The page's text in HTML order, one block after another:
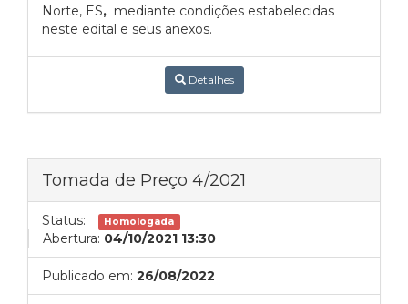
Norte, ES, mediante condições estabelecidas
neste edital e seus anexos.
Detalhes
Tomada de Preço 4/2021
Status: Homologada
Abertura: 04/10/2021 13:30
Publicado em: 26/08/2022